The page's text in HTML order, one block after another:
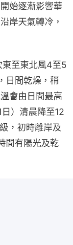
始逐漸影響華
岸天氣轉冷，
至東北風4至5
日間乾燥，稍
會由日間最高
）清晨降至12
，初時離岸及
間有陽光及乾